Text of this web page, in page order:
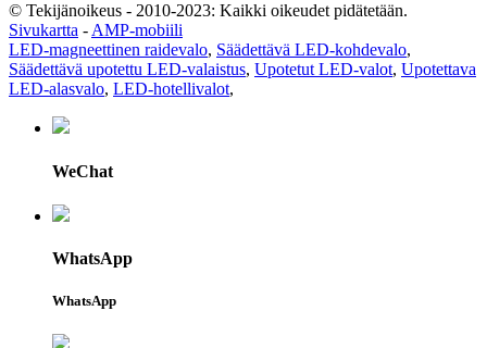
© Tekijänoikeus - 2010-2023: Kaikki oikeudet pidätetään.
Sivukartta - AMP-mobiili
LED-magneettinen raidevalo, Säädettävä LED-kohdevalo,
Säädettävä upotettu LED-valaistus, Upotetut LED-valot, Upotettava
LED-alasvalo, LED-hotellivalot,
WeChat
WhatsApp
WhatsApp